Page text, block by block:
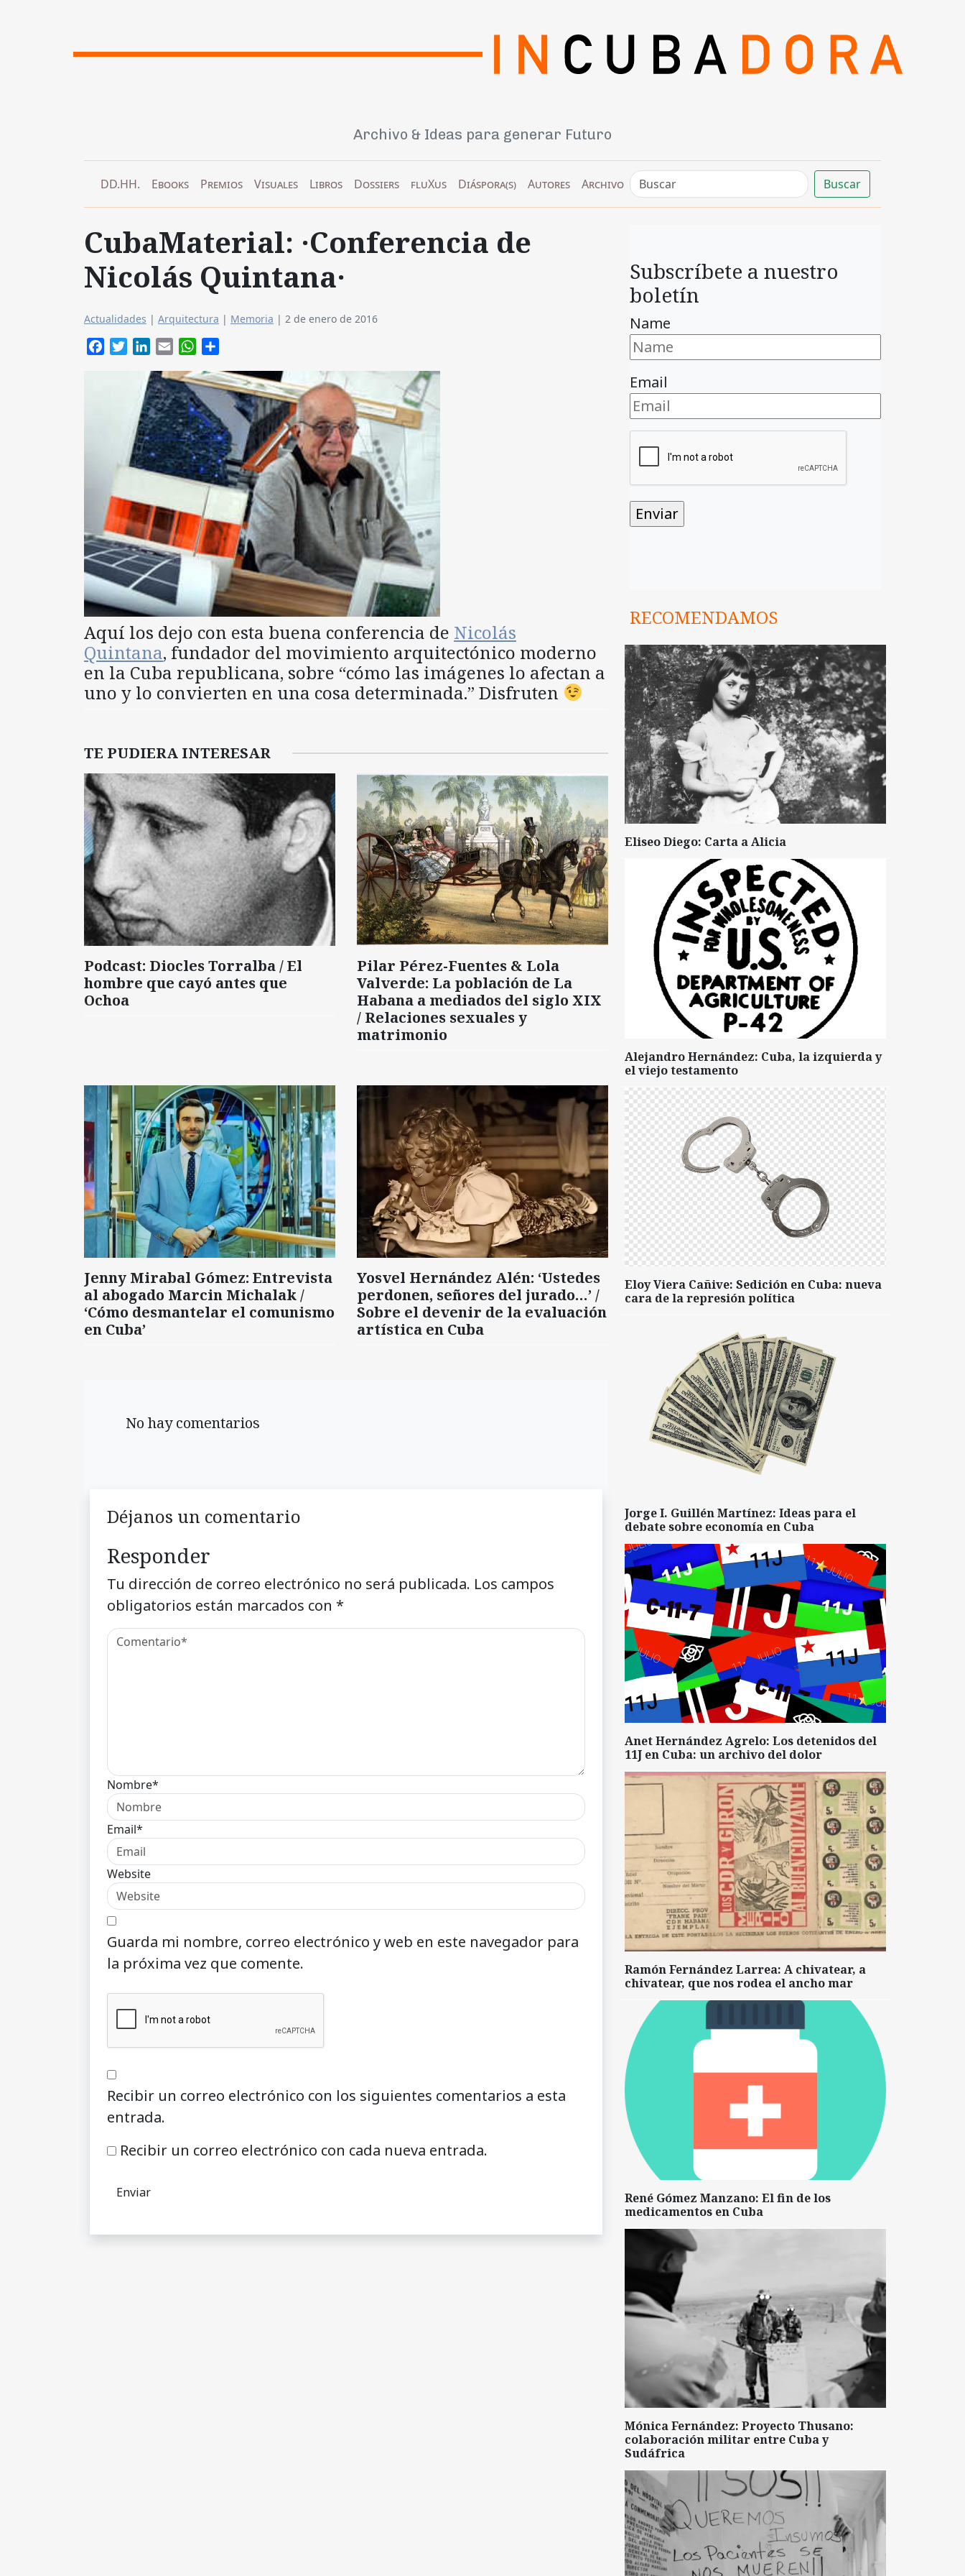
Archivo & Ideas para generar Futuro
DD.HH. Ebooks Premios Visuales Libros Dossiers fluXus Diáspora(s) Autores Archivo Buscar
CubaMaterial: ·Conferencia de
Nicolás Quintana·
Actualidades | Arquitectura | Memoria | 2 de enero de 2016
FacebookTwitterLinkedIn
Email WhatsApp
Aquí los dejo con esta buena conferencia de Nicolás
Quintana, fundador del movimiento arquitectónico moderno
en la Cuba republicana, sobre “cómo las imágenes lo afectan a
uno y lo convierten en una cosa determinada.” Disfruten
TE PUDIERA INTERESAR
Podcast: Diocles Torralba / El
hombre que cayó antes que
Ochoa
Pilar Pérez-Fuentes & Lola
Valverde: La población de La
Habana a mediados del siglo XIX
/ Relaciones sexuales y
matrimonio
Jenny Mirabal Gómez: Entrevista
al abogado Marcin Michalak /
‘Cómo desmantelar el comunismo
en Cuba’
Yosvel Hernández Alén: ‘Ustedes
perdonen, señores del jurado…’ /
Sobre el devenir de la evaluación
artística en Cuba
No hay comentarios
Déjanos un comentario
Responder
Tu dirección de correo electrónico no será publicada. Los campos
obligatorios están marcados con *
Nombre*
Email*
Website
Guarda mi nombre, correo electrónico y web en este navegador para
la próxima vez que comente.
Recibir un correo electrónico con los siguientes comentarios a esta
entrada.
Recibir un correo electrónico con cada nueva entrada.
Subscríbete a nuestro
boletín
Name
Email
RECOMENDAMOS
Eliseo Diego: Carta a Alicia
Alejandro Hernández: Cuba, la izquierda y
el viejo testamento
Eloy Viera Cañive: Sedición en Cuba: nueva
cara de la represión política
Jorge I. Guillén Martínez: Ideas para el
debate sobre economía en Cuba
Anet Hernández Agrelo: Los detenidos del
11J en Cuba: un archivo del dolor
Ramón Fernández Larrea: A chivatear, a
chivatear, que nos rodea el ancho mar
René Gómez Manzano: El fin de los
medicamentos en Cuba
Mónica Fernández: Proyecto Thusano:
colaboración militar entre Cuba y
Sudáfrica